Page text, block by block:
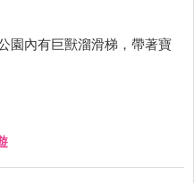
園內有巨獸溜滑梯，帶著寶